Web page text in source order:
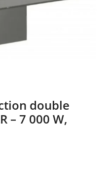
double
– 7 000 W,